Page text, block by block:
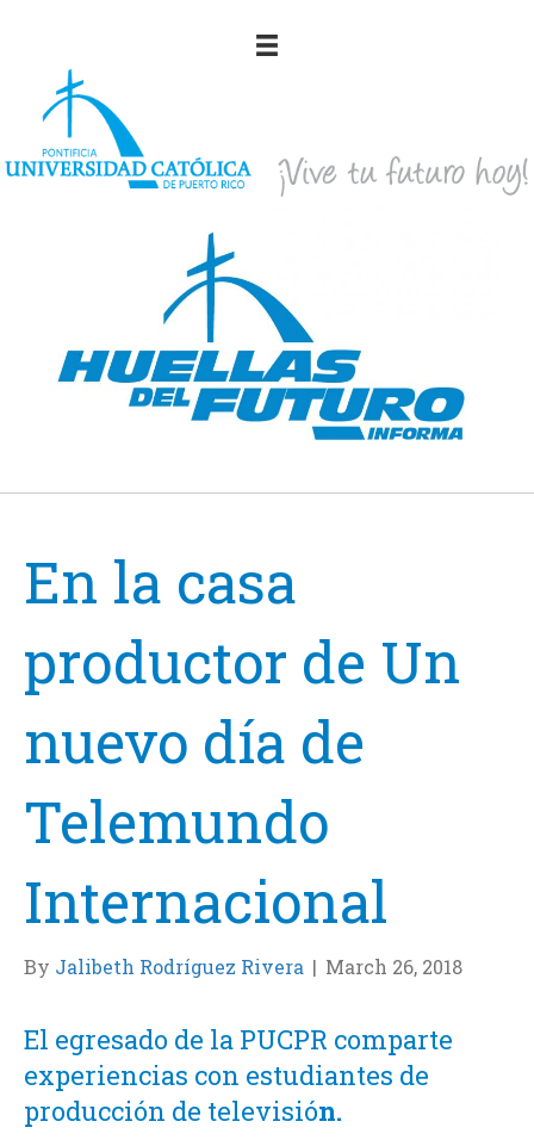
En la casa
productor de Un
nuevo día de
Telemundo
Internacional
By Jalibeth Rodríguez Rivera | March 26, 2018
El egresado de la PUCPR comparte
experiencias con estudiantes de
producción de televisión.